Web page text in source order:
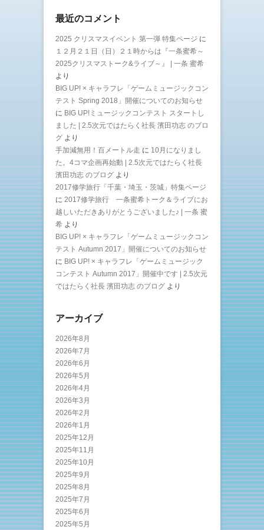
最近のコメント
2025 クリスマスイベント 第一弾 特集ページ に
１２月２１日（日）２１時からは『一条蜜希～
2025クリスマストーク&ライブ～』 | 一条 蜜希
より
BIG UP! × キャラフレ「ゲームミュージックコン
テスト Spring 2018」開催についてのお知らせ
に BIG UP!ミュージックコンテスト スタートし
ました | 2.5次元ではたらく社長 濱田功志 のブロ
グ より
手加減無用！百メートル走 に 10月になりまし
た。4コマ企画再始動 | 2.5次元ではたらく社長
濱田功志 のブログ より
2017修学旅行「千葉・埼玉・茨城」特集ページ
に 2017修学旅行 一条蜜希トーク＆ライブにお
越しいただきありがとうございました♪ | 一条 蜜
希 より
BIG UP! × キャラフレ「ゲームミュージックコン
テスト Autumn 2017」開催についてのお知らせ
に BIG UP! × キャラフレ「ゲームミュージック
コンテスト Autumn 2017」開催中です | 2.5次元
ではたらく社長 濱田功志 のブログ より
アーカイブ
2026年8月
2026年7月
2026年6月
2026年5月
2026年4月
2026年3月
2026年2月
2026年1月
2025年12月
2025年11月
2025年10月
2025年9月
2025年8月
2025年7月
2025年6月
2025年5月